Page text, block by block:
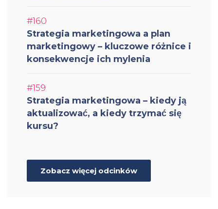
#160
Strategia marketingowa a plan
marketingowy – kluczowe różnice i
konsekwencje ich mylenia
#159
Strategia marketingowa – kiedy ją
aktualizować, a kiedy trzymać się
kursu?
Zobacz więcej odcinków